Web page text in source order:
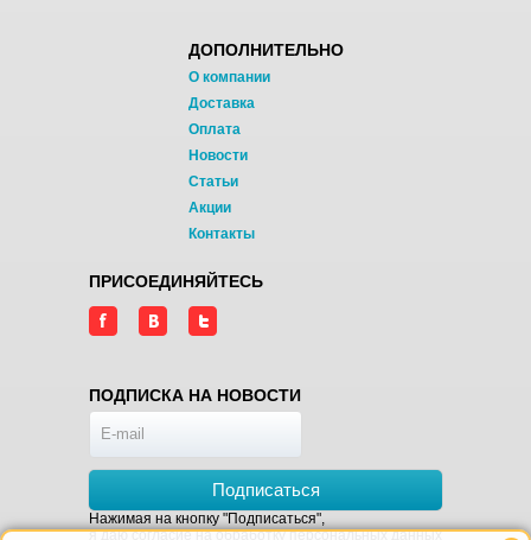
ДОПОЛНИТЕЛЬНО
О компании
Доставка
Оплата
Новости
Статьи
Акции
Контакты
ПРИСОЕДИНЯЙТЕСЬ
ПОДПИСКА НА НОВОСТИ
Подписаться
Нажимая на кнопку "Подписаться",
я даюсогласие на обработку персональных данных